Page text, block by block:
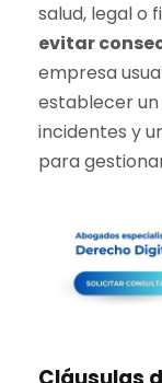
salud, legal o
evitar
empresa
establecer
incidentes y
para